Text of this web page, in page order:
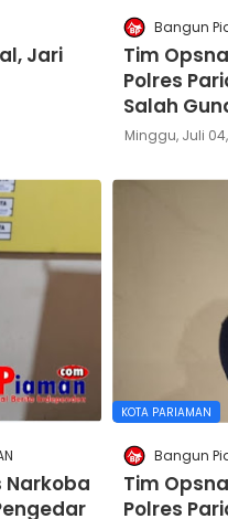
Jari
Bangun
Tim
Polres
Salah
Minggu, Juli 04,
Narkoba
KOTA PARIAMAN
Bangun
Tim
Polres